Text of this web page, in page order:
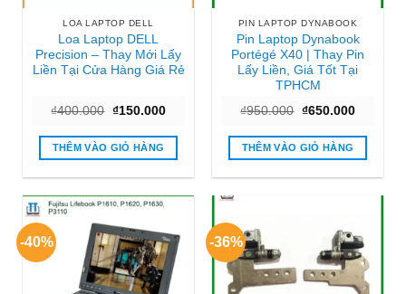
LOA LAPTOP DELL
Loa Laptop DELL
Precision – Thay Mới Lấy
Liền Tại Cửa Hàng Giá Rẻ
₫400.000 Giá
là:
₫400.000.
₫150.000Giá
tại
₫150.000.
THÊM VÀO GIỎ HÀNG
PIN LAPTOP DYNABOOK
Pin Laptop Dynabook
Portégé X40 | Thay Pin
Lấy Liền, Giá Tốt Tại
TPHCM
₫950.000 Giá
là:
₫950.000.
₫650.000Giá
tại
THÊM VÀO GIỎ HÀNG
-40% -36%